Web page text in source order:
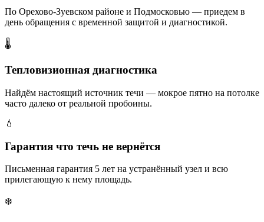
По Орехово-Зуевском районе и Подмосковью — приедем в
день обращения с временной защитой и диагностикой.
🌡️
Тепловизионная диагностика
Найдём настоящий источник течи — мокрое пятно на потолке
часто далеко от реальной пробоины.
💧
Гарантия что течь не вернётся
Письменная гарантия 5 лет на устранённый узел и всю
прилегающую к нему площадь.
❄️